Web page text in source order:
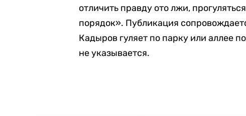
отличить правду ото лжи,
порядок». Публикация
Кадыров гуляет по парку или аллее
не указывается.